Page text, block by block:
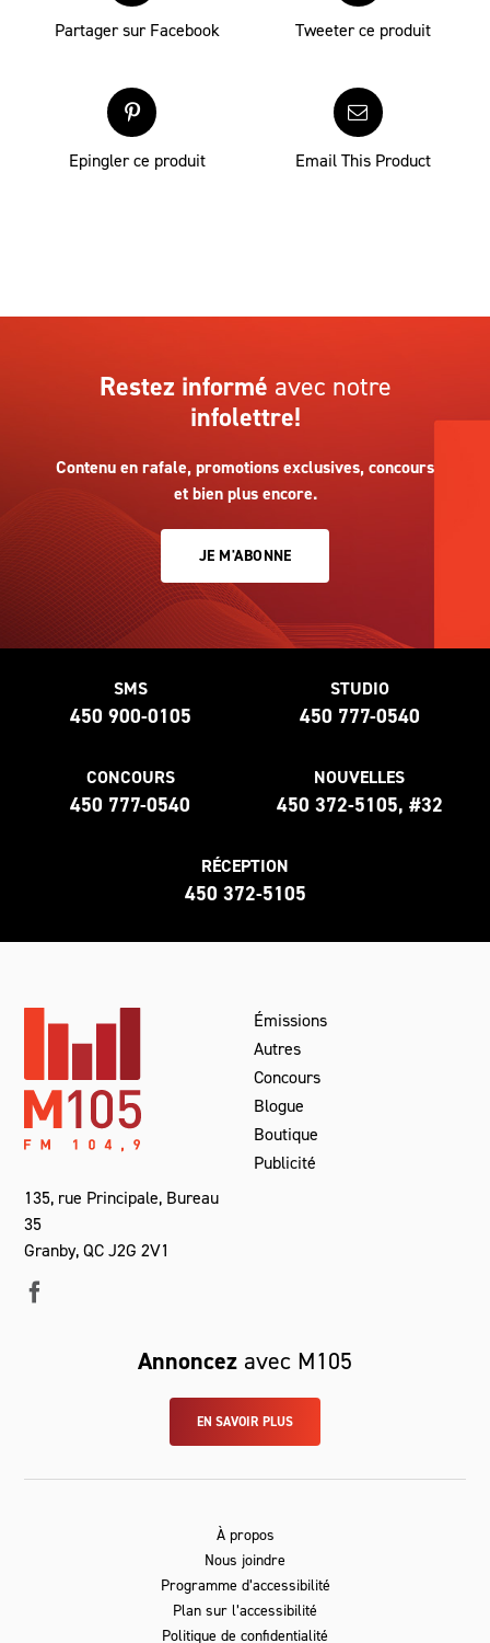
Partager sur Facebook Tweeter ce produit
Epingler ce produit Email This Product
Restez informé avec notre
infolettre!
Contenu en rafale, promotions exclusives, concours
et bien plus encore.
JE M'ABONNE
SMS
450 900-0105
STUDIO
450 777-0540
CONCOURS
450 777-0540
NOUVELLES
450 372-5105, #32
RÉCEPTION
450 372-5105
135, rue Principale, Bureau
35
Granby, QC J2G 2V1
Émissions
Autres
Concours
Blogue
Boutique
Publicité
Annoncez avec M105
EN SAVOIR PLUS
À propos
Nous joindre
Programme d’accessibilité
Plan sur l’accessibilité
Politique de confidentialité